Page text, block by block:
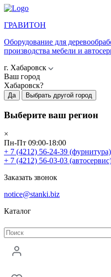
ГРАВИТОН
Оборудование для
производства мебели и
г. Хабаровск
Ваш город
Хабаровск?
Да Выбрать другой город
Выберите ваш регион
×
Пн-Пт 09:00-18:00
+ 7 (4212) 56-24-39 (фурнитура)
+ 7 (4212) 56-03-03
Заказать звонок
notice@stanki.biz
Каталог